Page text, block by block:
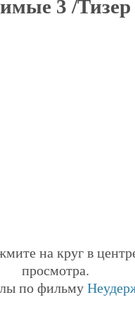
3 /Тизер
на круг в
просмотра.
по фильму